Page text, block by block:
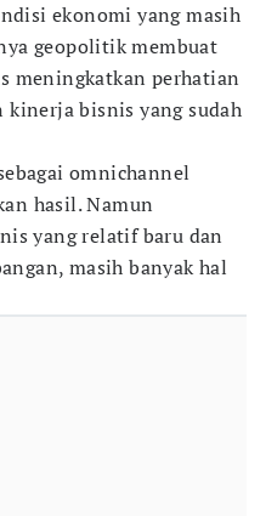
ekonomi yang masih
geopolitik membuat
meningkatkan perhatian
kinerja bisnis yang sudah
omnichannel
hasil. Namun
yang relatif baru dan
masih banyak hal